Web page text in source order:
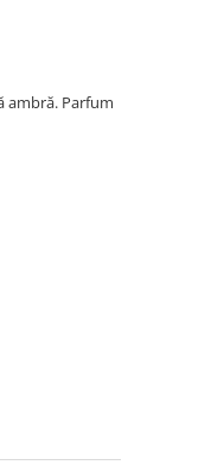
ambră. Parfum